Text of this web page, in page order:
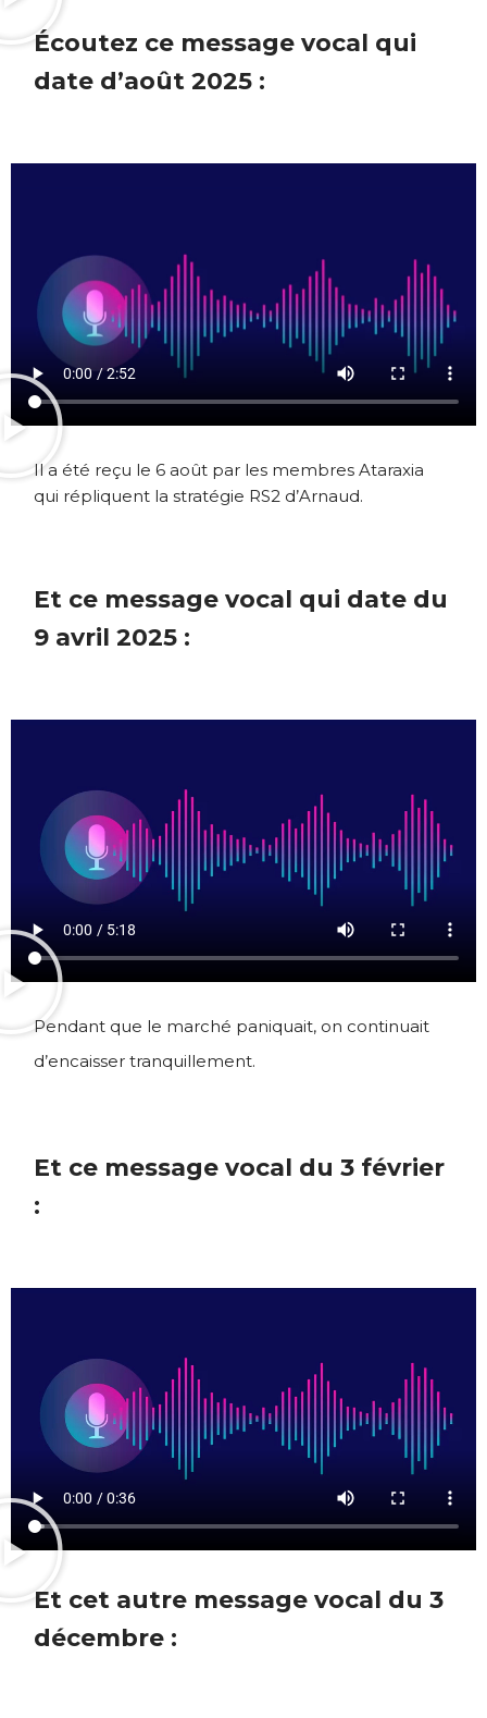
Écoutez ce message vocal qui
date d’août 2025 :
Il a été reçu le 6 août par les membres Ataraxia
qui répliquent la stratégie RS2 d’Arnaud.
Et ce message vocal qui date du
9 avril 2025 :
Pendant que le marché paniquait, on continuait
d’encaisser tranquillement.
Et ce message vocal du 3 février
:
Et cet autre message vocal du 3
décembre :